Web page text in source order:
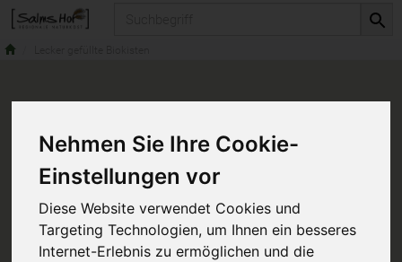
Nehmen Sie Ihre Cookie-
Einstellungen vor
Diese Website verwendet Cookies und
Targeting Technologien, um Ihnen ein besseres
Internet-Erlebnis zu ermöglichen und die